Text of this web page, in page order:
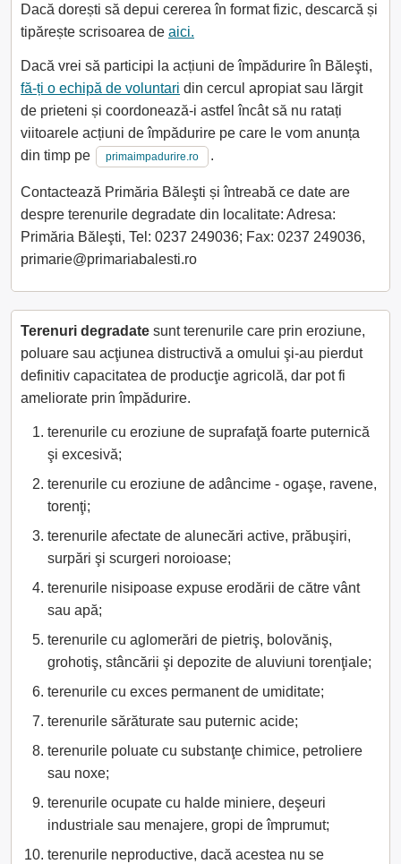
Dacă dorești să depui cererea în format fizic, descarcă și
tipărește scrisoarea de aici.
Dacă vrei să participi la acțiuni de împădurire în Băleşti,
fă-ți o echipă de voluntari din cercul apropiat sau lărgit
de prieteni și coordonează-i astfel încât să nu ratați
viitoarele acțiuni de împădurire pe care le vom anunța
din timp pe
primaimpadurire.ro .
Contactează Primăria Băleşti și întreabă ce date are
despre terenurile degradate din localitate: Adresa:
Primăria Băleşti, Tel: 0237 249036; Fax: 0237 249036,
primarie@primariabalesti.ro
Terenuri degradate sunt terenurile care prin eroziune,
poluare sau acţiunea distructivă a omului şi-au pierdut
definitiv capacitatea de producţie agricolă, dar pot fi
ameliorate prin împădurire.
terenurile cu eroziune de suprafaţă foarte puternică
şi excesivă;
terenurile cu eroziune de adâncime - ogaşe, ravene,
torenţi;
terenurile afectate de alunecări active, prăbuşiri,
surpări şi scurgeri noroioase;
terenurile nisipoase expuse erodării de către vânt
sau apă;
terenurile cu aglomerări de pietriş, bolovăniş,
grohotiş, stâncării şi depozite de aluviuni torenţiale;
terenurile cu exces permanent de umiditate;
terenurile sărăturate sau puternic acide;
terenurile poluate cu substanţe chimice, petroliere
sau noxe;
terenurile ocupate cu halde miniere, deşeuri
industriale sau menajere, gropi de împrumut;
terenurile neproductive, dacă acestea nu se